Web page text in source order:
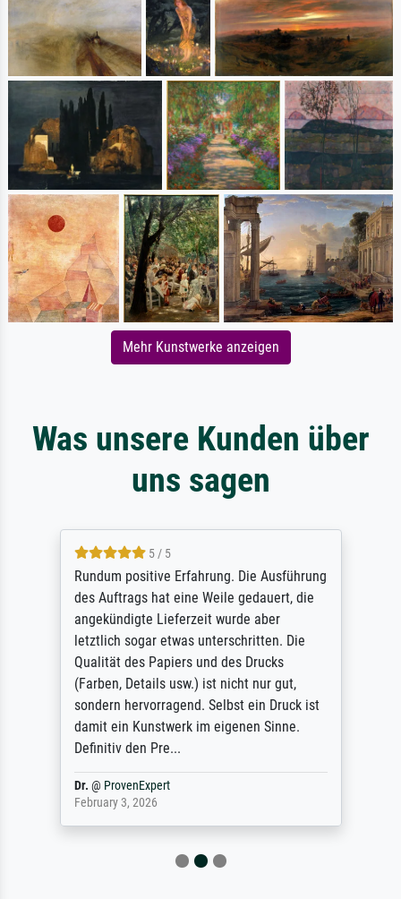
Mehr Kunstwerke anzeigen
Was unsere Kunden über
uns sagen
5 / 5
Rundum positive Erfahrung. Die Ausführung
des Auftrags hat eine Weile gedauert, die
angekündigte Lieferzeit wurde aber
letztlich sogar etwas unterschritten. Die
Qualität des Papiers und des Drucks
(Farben, Details usw.) ist nicht nur gut,
sondern hervorragend. Selbst ein Druck ist
damit ein Kunstwerk im eigenen Sinne.
Definitiv den Pre...
Dr. @ ProvenExpert
February 3, 2026